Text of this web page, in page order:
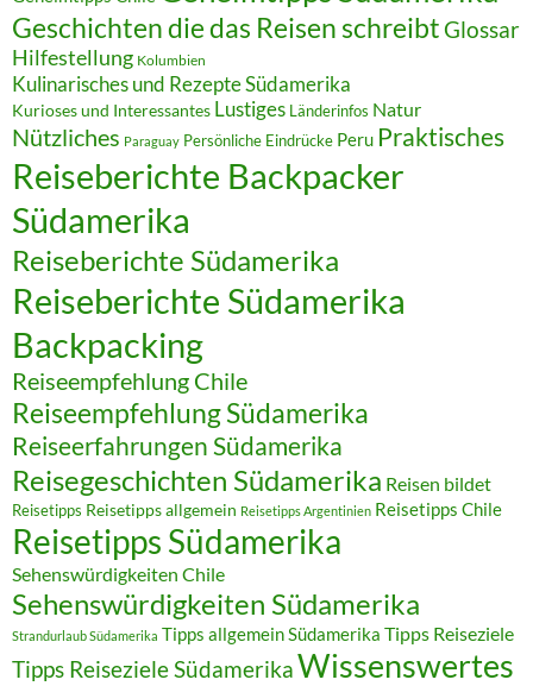
Geschichten die das Reisen schreibtGlossar
Hilfestellung Kolumbien
Kulinarisches und Rezepte Südamerika
Kurioses und Interessantes Lustiges Länderinfos Natur
Nützliches Paraguay Persönliche Eindrücke Peru Praktisches
Reiseberichte Backpacker
Südamerika
Reiseberichte Südamerika
Reiseberichte Südamerika
Backpacking
Reiseempfehlung Chile
Reiseempfehlung Südamerika
Reiseerfahrungen Südamerika
Reisegeschichten Südamerika Reisen bildet
Reisetipps Reisetipps allgemein Reisetipps Argentinien Reisetipps Chile
Reisetipps Südamerika
Sehenswürdigkeiten Chile
Sehenswürdigkeiten Südamerika
Strandurlaub Südamerika Tipps allgemein Südamerika Tipps Reiseziele
Tipps Reiseziele SüdamerikaWissenswertes